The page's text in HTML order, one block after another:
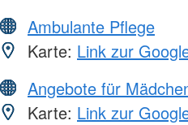
Ambulante Pflege
Karte: Link zur
Angebote für
Karte: Link zur